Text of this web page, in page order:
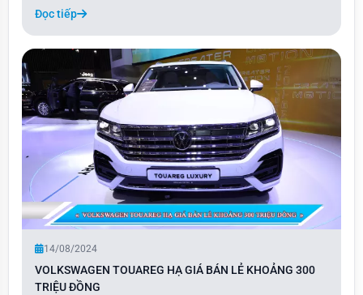
K4 mới có giá khởi điểm từ 22.000 USD, cao hơn 2.200 USD
so với người tiền nhiệm K3, đồng thời trở thành mẫu xe có
giá thấp nhất của Kia tại M
Đọc tiếp
14/08/2024
VOLKSWAGEN TOUAREG HẠ GIÁ BÁN LẺ KHOẢNG 300
TRIỆU ĐỒNG